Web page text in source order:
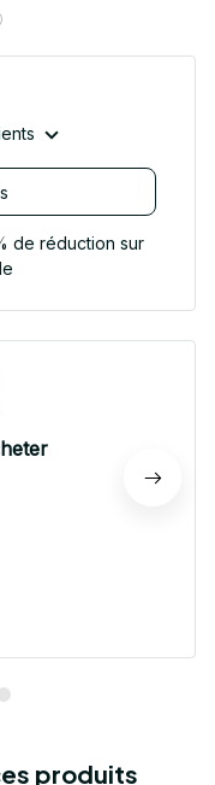
de réduction sur
produits